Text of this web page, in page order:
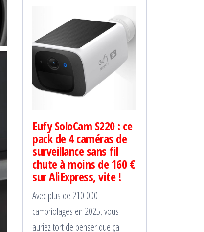
Eufy SoloCam S220 : ce
pack de 4 caméras de
surveillance sans fil
chute à moins de 160 €
sur AliExpress, vite !
Avec plus de 210 000
cambriolages en 2025, vous
auriez tort de penser que ça